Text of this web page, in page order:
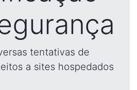
tentativas de
a sites hospedados